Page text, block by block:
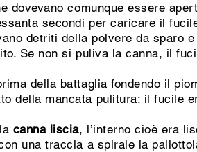
dovevano comunque essere
secondi per caricare il
detriti della polvere da sparo
Se non si puliva la canna, il
della battaglia fondendo il
della mancata pulitura: il fucile
canna liscia, l’interno cioè era
una traccia a spirale la